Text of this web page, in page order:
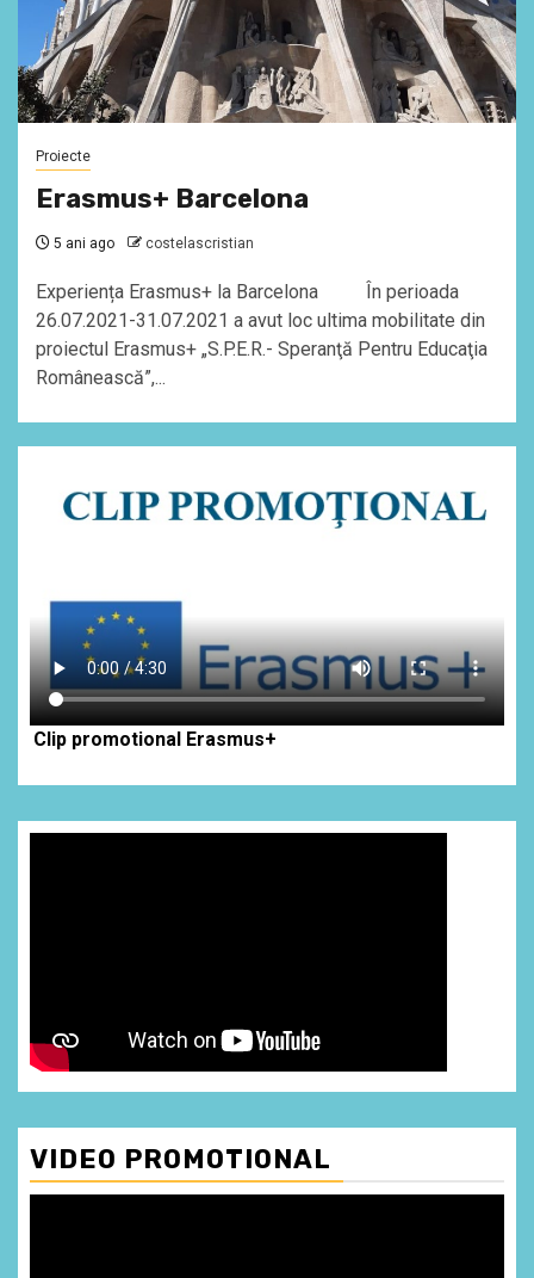
Proiecte
Erasmus+ Barcelona
5 ani ago costelascristian
Experiența Erasmus+ la Barcelona În perioada
26.07.2021-31.07.2021 a avut loc ultima mobilitate din
proiectul Erasmus+ „S.P.E.R.- Speranţă Pentru Educaţia
Românească”,...
Clip promotional Erasmus+
VIDEO PROMOTIONAL